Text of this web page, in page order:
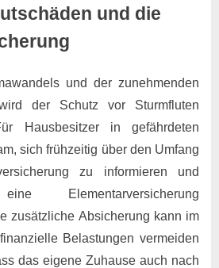
und die
und der zunehmenden
der Schutz vor Sturmfluten
Hausbesitzer in gefährdeten
sich frühzeitig über den Umfang
zu informieren und
Elementarversicherung
zusätzliche Absicherung kann im
Belastungen vermeiden
das eigene Zuhause auch nach